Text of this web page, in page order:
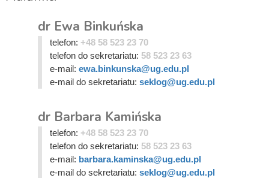
dr Ewa Binkuńska
telefon: +48 58 523 23 70
telefon do sekretariatu: 58 523 23 63
e-mail: ewa.binkunska@ug.edu.pl
e-mail do sekretariatu: seklog@ug.edu.pl
dr Barbara Kamińska
telefon: +48 58 523 23 70
telefon do sekretariatu: 58 523 23 63
e-mail: barbara.kaminska@ug.edu.pl
e-mail do sekretariatu: seklog@ug.edu.pl